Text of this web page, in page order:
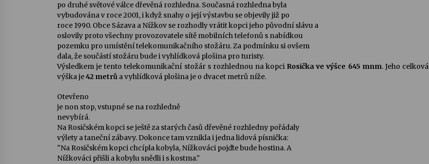
po druhé světové válce dřevěná rozhledna. Současná rozhledna byla
vybudována v roce 2001, i když snahy o její výstavbu se objevily již po
roce 1990. Obce Sázava a Nížkov se rozhodly vrátit kopci jeho původní slávu a
oslovily proto všechny provozovatele sítě mobilních telefonů s nabídkou
pozemku pro umístění telekomunikačního stožáru. Za podmínku si ovšem
dala, že součástí stožáru bude i vyhlídková plošina pro turisty.
Výsledkem je tento telekomunikační stožár s rozhlednou na kopci Rosička ve výšce 645 mnm. Jeho celková
výška je42 metrů a vyhlídková plošina je o dvacet metrů níže.
Otevřeno
je non stop, vstupné se na rozhledně
nevybírá.
Na Rosičském kopci se ještě za starých časů dřevěné rozhledny pořádaly
výlety a taneční zábavy. Dokonce tam vznikla i jedna lidová písnička:
"Na Rosičském kopci chcípla kobyla, Nížkováci pojďte bude hostina. A
Nížkováci přišli a kobylu snědli i s kostma."